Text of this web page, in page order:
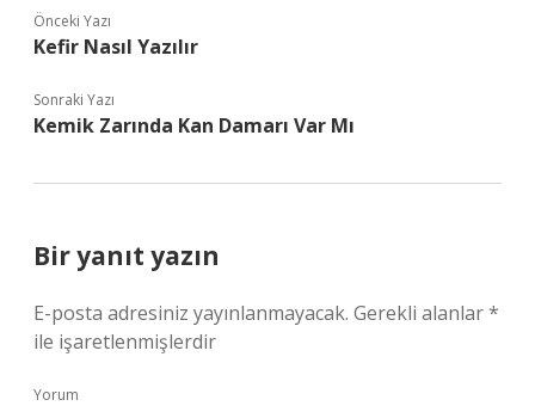
Önceki Yazı
Kefir Nasıl Yazılır
Sonraki Yazı
Kemik Zarında Kan Damarı Var Mı
Bir yanıt yazın
E-posta adresiniz yayınlanmayacak. Gerekli alanlar*
ile işaretlenmişlerdir
Yorum